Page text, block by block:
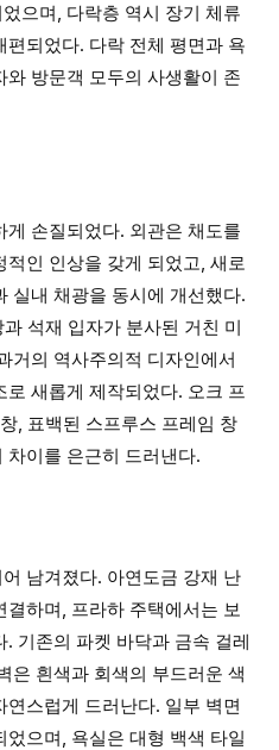
으며, 다락층 역시 장기 체류
되었다. 다락 전체 평면과 욕
방문객 모두의 사생활이 존
손질되었다. 외관은 채도를
인 인상을 갖게 되었고, 새로
실내 채광을 동시에 개선했다.
석재 입자가 분사된 거친 미
거의 역사주의적 디자인에서
새롭게 제작되었다. 오크 프
, 표백된 스프루스 프레임 창
차이를 은근히 드러낸다.
남겨졌다. 아연도금 강재 난
하며, 프라하 주택에서는 보
기존의 파켓 바닥과 금속 걸레
은 흰색과 회색의 부드러운 색
스럽게 드러난다. 일부 벽면
으며, 욕실은 대형 백색 타일